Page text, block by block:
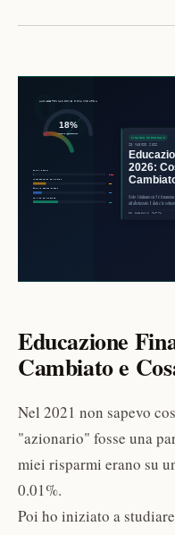
Educazione
Cambiato e
Nel 2021 non sapevo
"azionario" fosse una
miei risparmi erano su
0.01%.
Poi ho iniziato a